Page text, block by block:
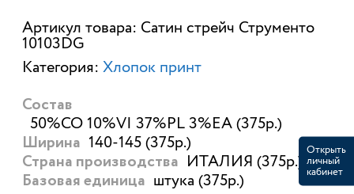
Артикул товара: Сатин стрейч Струменто
10103DG
Категория: Хлопок принт
Состав
50%CO 10%VI 37%PL 3%EA (375р.)
Ширина 140-145 (375р.)
Страна производства ИТАЛИЯ (375р.)
Базовая единица штука (375р.)
Открыть
личный
кабинет